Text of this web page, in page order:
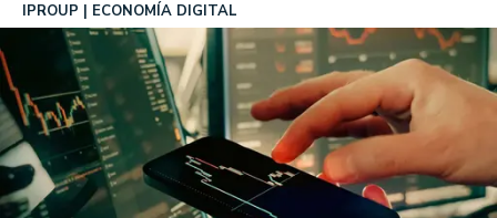
IPROUP ECONOMÍA DIGITAL